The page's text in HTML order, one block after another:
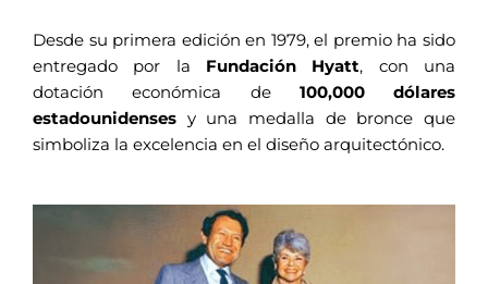
Desde su primera edición en 1979, el premio ha sido
entregado por la Fundación Hyatt, con una
dotación económica de 100,000 dólares
estadounidenses y una medalla de bronce que
simboliza la excelencia en el diseño arquitectónico.